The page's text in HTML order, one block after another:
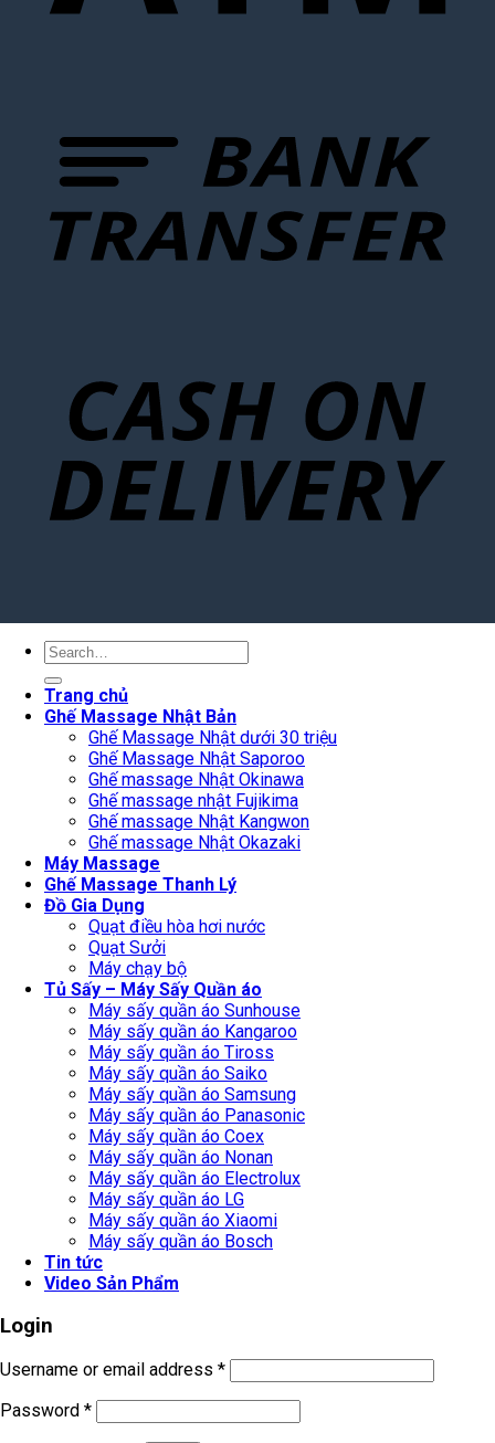
Search
for:
Trang chủ
Ghế Massage Nhật Bản
Ghế Massage Nhật dưới 30 triệu
Ghế Massage Nhật Saporoo
Ghế massage Nhật Okinawa
Ghế massage nhật Fujikima
Ghế massage Nhật Kangwon
Ghế massage Nhật Okazaki
Máy Massage
Ghế Massage Thanh Lý
Đồ Gia Dụng
Quạt điều hòa hơi nước
Quạt Sưởi
Máy chạy bộ
Tủ Sấy – Máy Sấy Quần áo
Máy sấy quần áo Sunhouse
Máy sấy quần áo Kangaroo
Máy sấy quần áo Tiross
Máy sấy quần áo Saiko
Máy sấy quần áo Samsung
Máy sấy quần áo Panasonic
Máy sấy quần áo Coex
Máy sấy quần áo Nonan
Máy sấy quần áo Electrolux
Máy sấy quần áo LG
Máy sấy quần áo Xiaomi
Máy sấy quần áo Bosch
Tin tức
Video Sản Phẩm
Login
Username or email address *
Password *